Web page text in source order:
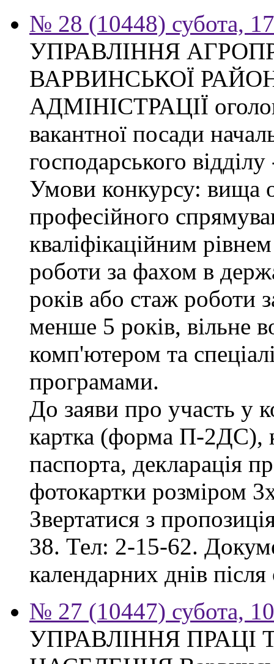
№ 28 (10448) субота,
УПРАВЛІННЯ
ВАРВИНСЬКОЇ
АДМІНІСТРАЦІЇ
вакантної посади
господарського
Умови конкурсу: вища
професійного
кваліфікаційним
роботи за фахом в
років або стаж роботи
менше 5 років, вільне
комп'ютером та
програмами.
До заяви про участь у
картка (форма П-2ДС),
паспорта, декларація
фотокартки розміром
Звертатися з
38. Тел: 2-15-62.
календарних днів
№ 27 (10447) субота,
УПРАВЛІННЯ ПРАЦІ